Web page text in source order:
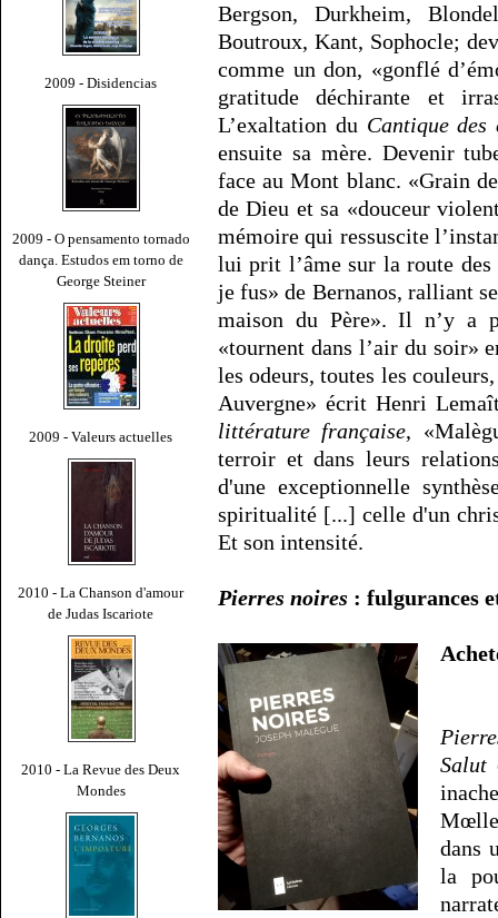
2009 - Disidencias
2009 - O pensamento tornado
dança. Estudos em torno de
George Steiner
2009 - Valeurs actuelles
2010 - La Chanson d'amour
de Judas Iscariote
2010 - La Revue des Deux
Mondes
Bergson, Durkheim,
Boutroux, Kant, Sophocle;
comme un don, «gonflé
gratitude déchirante et
L’exaltation du Cantique des
ensuite sa mère. Devenir
face au Mont blanc. «Grain
de Dieu et sa «douceur
mémoire qui ressuscite
lui prit l’âme sur la route des
je fus» de Bernanos, ralliant
maison du Père». Il n’y a
«tournent dans l’air du soir»
les odeurs, toutes les
Auvergne» écrit Henri
littérature française,
terroir et dans leurs
d'une exceptionnelle
spiritualité [...] celle d'un
Et son intensité.
Pierres noires : fulgurances
Salut
dans
la